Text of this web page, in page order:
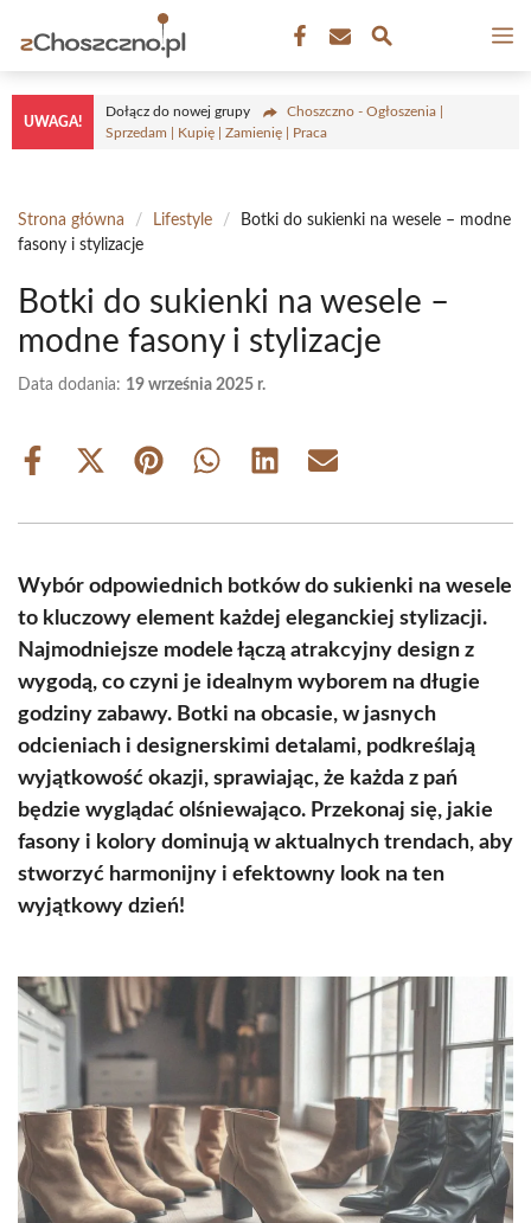
treści
UWAGA!
Dołącz do nowej grupy
Choszczno - Ogłoszenia |
Sprzedam | Kupię | Zamienię | Praca
Strona główna / Lifestyle /
Botki do sukienki na wesele – modne
fasony i stylizacje
Botki do sukienki na wesele –
modne fasony i stylizacje
Data dodania: 19 września 2025 r.
Share
Share
(Twitter)
Share Share Share Share
Wybór odpowiednich botków do sukienki na wesele
to kluczowy element każdej eleganckiej stylizacji.
Najmodniejsze modele łączą atrakcyjny design z
wygodą, co czyni je idealnym wyborem na długie
godziny zabawy. Botki na obcasie, w jasnych
odcieniach i designerskimi detalami, podkreślają
wyjątkowość okazji, sprawiając, że każda z pań
będzie wyglądać olśniewająco. Przekonaj się, jakie
fasony i kolory dominują w aktualnych trendach, aby
stworzyć harmonijny i efektowny look na ten
wyjątkowy dzień!